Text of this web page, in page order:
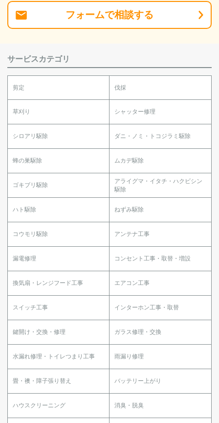
フォームで相談する
サービスカテゴリ
剪定 伐採
草刈り シャッター修理
シロアリ駆除 ダニ・ノミ・トコジラミ駆除
蜂の巣駆除 ムカデ駆除
ゴキブリ駆除
アライグマ・イタチ・ハクビシン
駆除
ハト駆除 ねずみ駆除
コウモリ駆除 アンテナ工事
漏電修理 コンセント工事・取替・増設
換気扇・レンジフード工事 エアコン工事
スイッチ工事 インターホン工事・取替
鍵開け・交換・修理 ガラス修理・交換
水漏れ修理・トイレつまり工事 雨漏り修理
畳・襖・障子張り替え バッテリー上がり
ハウスクリーニング 消臭・脱臭